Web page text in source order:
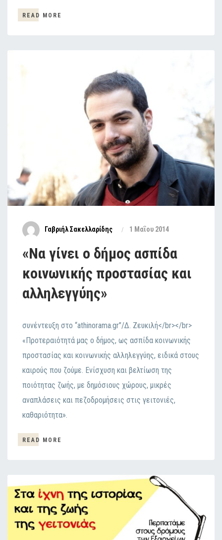
READ MORE
Γαβριήλ Σακελλαρίδης 1 Μαΐου 2014
«Να γίνει ο δήμος ασπίδα
κοινωνικής προστασίας και
αλληλεγγύης»
συνέντευξη στο “athinorama.gr”/Δ. Ζευκιλή</br></br>
«Προτεραιότητά μας ο δήμος, ως ασπίδα κοινωνικής
προστασίας και κοινωνικής αλληλεγγύης, ειδικά στους
καιρούς που ζούμε. Ενίσχυση και βελτίωση της
ποιότητας ζωής, με δημόσιους χώρους, μικρές
αναπλάσεις και πεζοδρομήσεις στις γειτονιές,
καθαριότητα».
READ MORE